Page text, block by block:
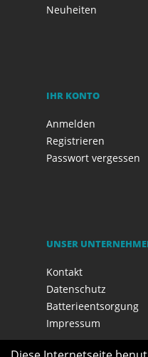
Neuheiten
IHR KONTO
Anmelden
Registrieren
Passwort vergessen
UNSER
Kontakt
Datenschutz
Batterieentsorgung
Impressum